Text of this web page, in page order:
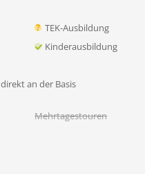
TEK-Ausbildung
Kinderausbildung
an der Basis
Mehrtagestouren